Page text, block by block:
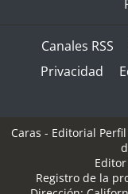
Canales RSS
Privacidad
Caras - Editorial Perfil
Registro de la